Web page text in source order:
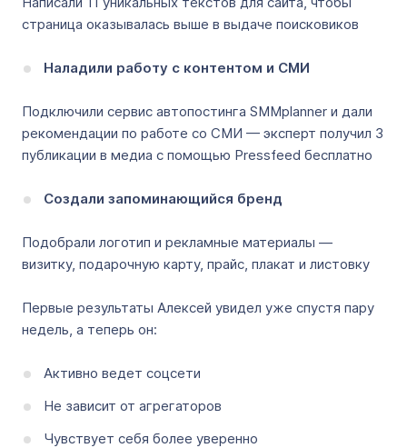
страница оказывалась выше в выдаче поисковиков
Наладили работу с контентом и СМИ
Подключили сервис автопостинга SMMplanner и дали
рекомендации по работе со СМИ — эксперт получил 3
публикации в медиа с помощью Pressfeed бесплатно
Создали запоминающийся бренд
Подобрали логотип и рекламные материалы —
визитку, подарочную карту, прайс, плакат и листовку
Первые результаты Алексей увидел уже спустя пару
недель, а теперь он:
Активно ведет соцсети
Не зависит от агрегаторов
Чувствует себя более уверенно